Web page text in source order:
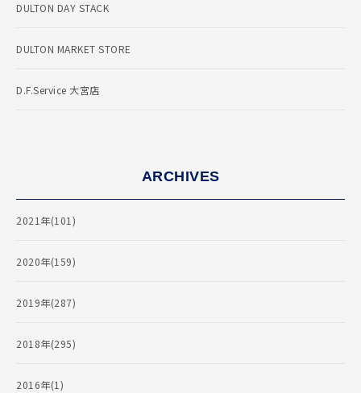
DULTON DAY STACK
DULTON MARKET STORE
D.F.Service 大宮店
ARCHIVES
2021年(101)
2020年(159)
2019年(287)
2018年(295)
2016年(1)